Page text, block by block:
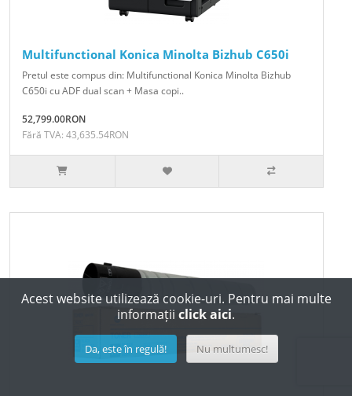
Multifunctional Konica Minolta Bizhub C650i
Pretul este compus din: Multifunctional Konica Minolta Bizhub
C650i cu ADF dual scan + Masa copi..
52,799.00RON
Fără TVA: 43,635.54RON
Acest website utilizează cookie-uri. Pentru mai multe
informații click aici.
Da, este în regulă! Nu multumesc!